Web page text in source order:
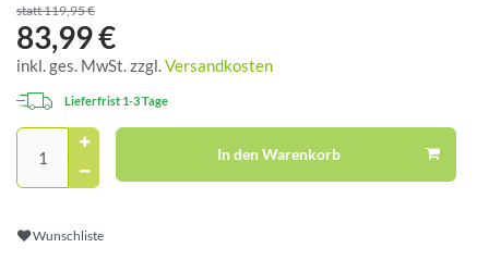
statt 119,95 €
83,99 €
inkl. ges. MwSt. zzgl.Versandkosten
Lieferfrist 1-3 Tage
In den Warenkorb
Wunschliste